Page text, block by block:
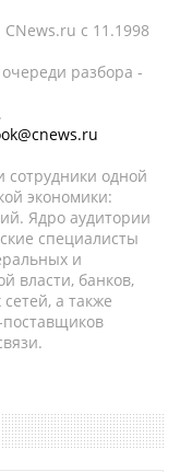
c 11.1998
разбора -
сотрудники одной
экономики:
Ядро аудитории
специалисты
и
власти, банков,
а также